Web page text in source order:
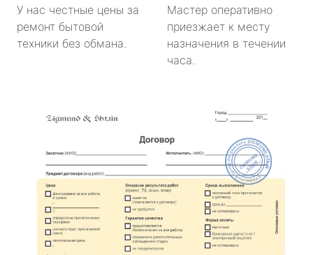
У нас честные цены за
ремонт бытовой
техники без обмана.
Мастер оперативно
приезжает к месту
назначения в течении
часа.